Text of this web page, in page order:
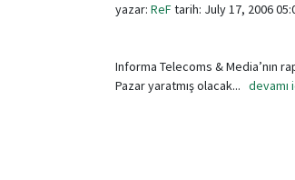
yazar: ReFtarih: July 17, 2006
Informa Telecoms & Media’nın
Pazar yaratmış olacak... devamı